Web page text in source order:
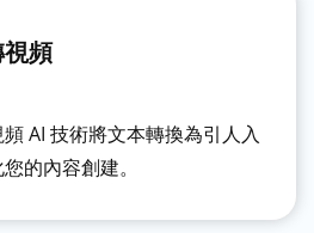
頻
AI 技術將文本轉換為引人入
的內容創建。